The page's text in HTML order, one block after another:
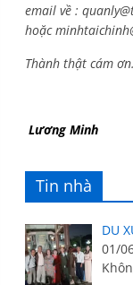
email về :
hoặc
Thành thật cám ơn.
Lương Minh
Tin nhà
DU
01/